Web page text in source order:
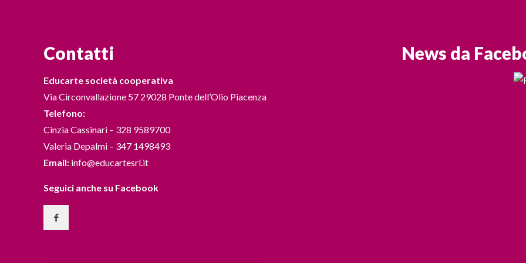
Contatti
Educarte società cooperativa
Via Circonvallazione 57 29028 Ponte dell’Olio Piacenza
Telefono:
Cinzia Cassinari – 328 9589700
Valeria Depalmi – 347 1498493
Email: info@educartesrl.it
Seguici anche su Facebook
News da